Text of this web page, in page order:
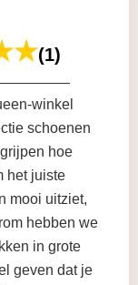
(1)
winkel
schoenen
hoe
het juiste
mooi uitziet,
hebben we
in grote
geven dat je